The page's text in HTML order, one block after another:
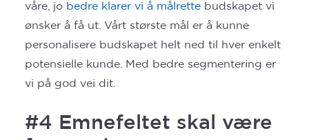
våre, jo bedre klarer vi å målrette budskapet vi
ønsker å få ut. Vårt største mål er å kunne
personalisere budskapet helt ned til hver enkelt
potensielle kunde. Med bedre segmentering er
vi på god vei dit.
#4 Emnefeltet skal være